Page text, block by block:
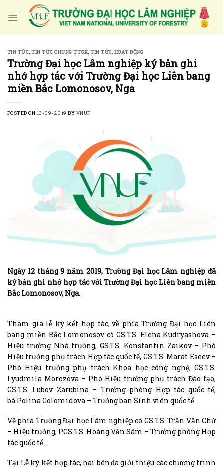
TIN TỨC,TIN TỨC CHUNG TTSK,TIN TỨC, HOẠT ĐỘNG
Trường Đại học Lâm nghiệp ký bản ghi
nhớ hợp tác với Trường Đại học Liên bang
miền Bắc Lomonosov, Nga
POSTED ON 13-09-2019 BY VNUF
Ngày 12 tháng 9 năm 2019, Trường Đại học Lâm nghiệp đã
ký bản ghi nhớ hợp tác với Trường Đại học Liên bang miền
Bắc Lomonosov, Nga.
Tham gia lễ ký kết hợp tác, về phía Trường Đại học Liên
bang miền Bắc Lomonosov có GS.TS. Elena Kudryashova –
Hiệu trưởng Nhà trường, GS.TS. Konstantin Zaikov – Phó
Hiệu trưởng phụ trách Hợp tác quốc tế, GS.TS. Marat Eseev –
Phó Hiệu trưởng phụ trách Khoa học công nghệ, GS.TS.
Lyudmila Morozova – Phó Hiệu trưởng phụ trách Đào tạo,
GS.TS. Lubov Zarubina – Trưởng phòng Hợp tác quốc tế,
bà Polina Golomidova – Trưởng ban Sinh viên quốc tế.
Về phía Trường Đại học Lâm nghiệp có GS.TS. Trần Văn Chứ
– Hiệu trưởng, PGS.TS. Hoàng Văn Sâm – Trưởng phòng Hợp
tác quốc tế.
Tại Lễ ký kết hợp tác, hai bên đã giới thiệu các chương trình